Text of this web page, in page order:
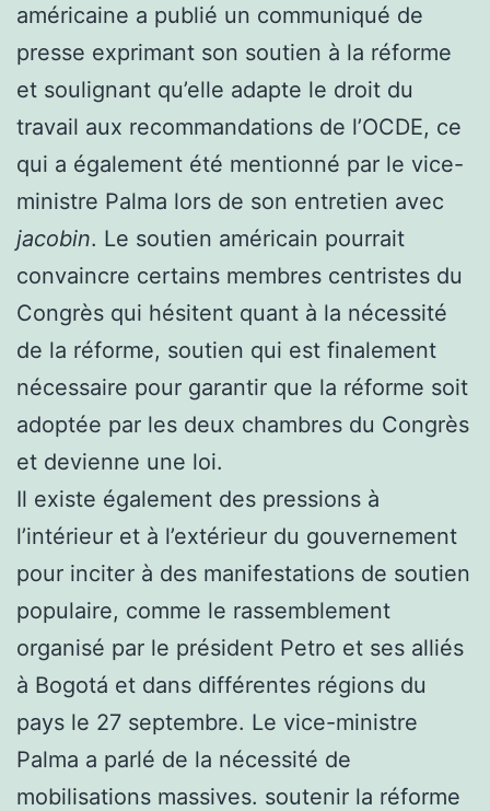
américaine a publié un communiqué de
presse exprimant son soutien à la réforme
et soulignant qu’elle adapte le droit du
travail aux recommandations de l’OCDE, ce
qui a également été mentionné par le vice-
ministre Palma lors de son entretien avec
jacobin. Le soutien américain pourrait
convaincre certains membres centristes du
Congrès qui hésitent quant à la nécessité
de la réforme, soutien qui est finalement
nécessaire pour garantir que la réforme soit
adoptée par les deux chambres du Congrès
et devienne une loi.
Il existe également des pressions à
l’intérieur et à l’extérieur du gouvernement
pour inciter à des manifestations de soutien
populaire, comme le rassemblement
organisé par le président Petro et ses alliés
à Bogotá et dans différentes régions du
pays le 27 septembre. Le vice-ministre
Palma a parlé de la nécessité de
mobilisations massives. soutenir la réforme